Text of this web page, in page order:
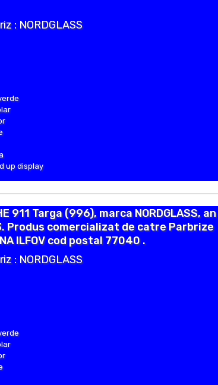
: NORDGLASS
up display
911 Targa (996), marca NORDGLASS, an
Produs comercializat de catre Parbrize
ILFOV cod postal 77040 .
: NORDGLASS